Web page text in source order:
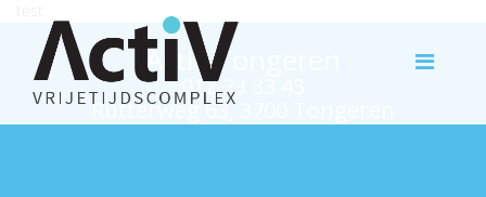
Activ Tongeren
012 23 33 43
Rutterweg 63, 3700 Tongeren